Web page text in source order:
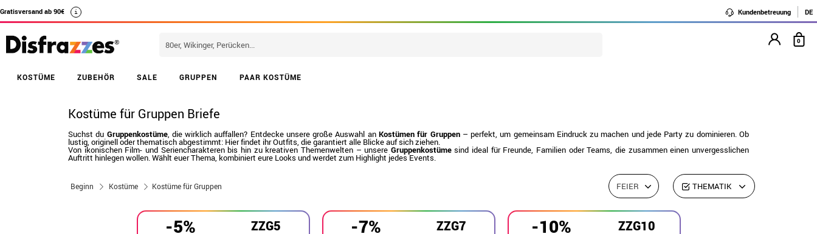
Gratisversand ab 90€ i Kundenbetreuung DE
KOSTÜME ZUBEHÖR SALE GRUPPEN PAAR KOSTÜME
0
Kostüme für Gruppen Briefe
Suchst du Gruppenkostüme, die wirklich auffallen? Entdecke unsere große Auswahl an Kostümen für Gruppen– perfekt, um gemeinsam Eindruck zu machen und jede Party zu dominieren. Ob
lustig, originell oder thematisch abgestimmt: Hier findet ihr Outfits, die garantiert alle Blicke auf sich ziehen.
Von ikonischen Film- und Seriencharakteren bis hin zu kreativen Themenwelten – unsere Gruppenkostümesind ideal für Freunde, Familien oder Teams, die zusammen einen unvergesslichen
Auftritt hinlegen wollen. Wählt euer Thema, kombiniert eure Looks und werdet zum Highlight jedes Events.
Beginn Kostüme Kostüme für Gruppen FEIER THEMATIK
-5% ZZG5 -7% ZZG7 -10% ZZG10